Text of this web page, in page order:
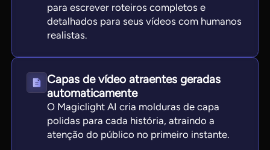
para escrever roteiros completos e
detalhados para seus vídeos com humanos
realistas.
Capas de vídeo atraentes geradas
automaticamente
O Magiclight AI cria molduras de capa
polidas para cada história, atraindo a
atenção do público no primeiro instante.